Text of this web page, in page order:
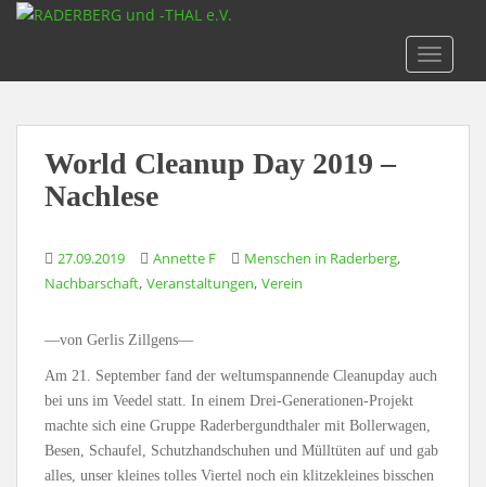
p
World Cleanup Day 2019 –
Nachlese
27.09.2019 Annette F Menschen in Raderberg,
Nachbarschaft, Veranstaltungen, Verein
—von Gerlis Zillgens—
Am 21. September fand der weltumspannende Cleanupday auch
bei uns im Veedel statt. In einem Drei-Generationen-Projekt
machte sich eine Gruppe Raderbergundthaler mit Bollerwagen,
Besen, Schaufel, Schutzhandschuhen und Mülltüten auf und gab
alles, unser kleines tolles Viertel noch ein klitzekleines bisschen